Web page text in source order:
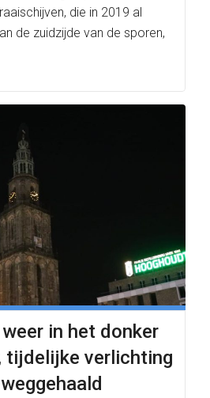
die in 2019 al
de zuidzijde van de sporen,
weer in het donker
tijdelijke verlichting